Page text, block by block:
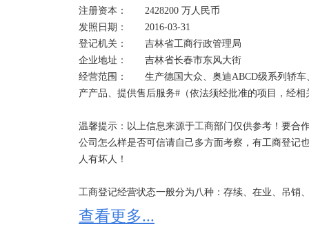
注册资本：	2428200 万人民币
发照日期：	2016-03-31
登记机关：	吉林省工商行政管理局
企业地址：	吉林省长春市东风大街
经营范围：	生产德国大众、奥迪ABCD级系列轿车、奥迪V6系列发动机及其总成、零部件，并销售自
产产品、提供售后服务#（依法须经批准的项目，经
温馨提示：以上信息来源于工商部门仅供参考！要合
公司怎么样是否可信请自己多方面考察，有工商登记
人有坏人！
工商登记经营状态一般分为八种：存续、在业、吊销
1、经营状态存续是指：企业依法存在并继续正常运
2、经营状态在业是指：企业正常开工生产，新建企
查看更多...